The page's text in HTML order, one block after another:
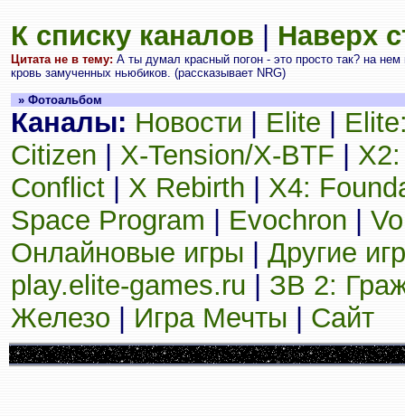
К списку каналов Наверх
Цитата не в тему: А ты думал красный погон - это просто так? на
кровь замученных ньюбиков. (рассказывает NRG)
» Фотоальбом
Каналы: Новости Elite
Citizen
X-Tension/X-BTF
Conflict
X Rebirth
X4:
Space Program
Evochron
Онлайновые игры
Другие
play.elite-games.ru
ЗВ 2:
Железо
Игра Мечты Сайт